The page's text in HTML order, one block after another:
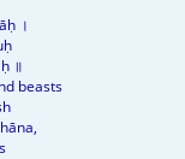
।
॥
beasts